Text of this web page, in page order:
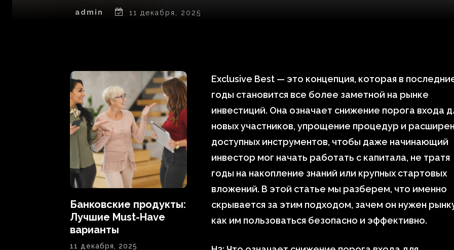
admin 11 декабря, 2025
Банковские продукты:
Лучшие Must-Have
варианты
11 декабря, 2025
Exclusive Best — это концепция, которая в
годы становится все более заметной на рынке
инвестиций. Она означает снижение порога входа
новых участников, упрощение процедур и
доступных инструментов, чтобы даже начинающий
инвестор мог начать работать с капитала, не тратя
годы на накопление знаний или крупных стартовых
вложений. В этой статье мы разберем, что именно
скрывается за этим подходом, зачем он нужен
как им пользоваться безопасно и эффективно.